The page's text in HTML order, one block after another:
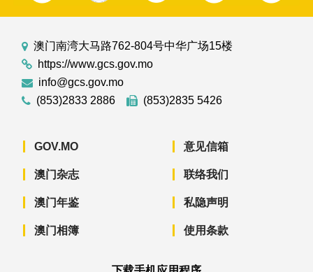
澳门南湾大马路762-804号中华广场15楼
https://www.gcs.gov.mo
info@gcs.gov.mo
(853)2833 2886
(853)2835 5426
GOV.MO
澳门杂志
澳门年鉴
澳门相簿
意见信箱
联络我们
私隐声明
使用条款